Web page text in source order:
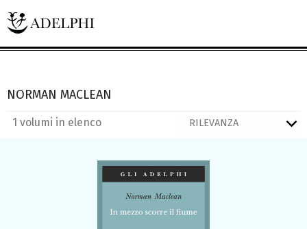
NORMAN MACLEAN
1 volumi in elenco